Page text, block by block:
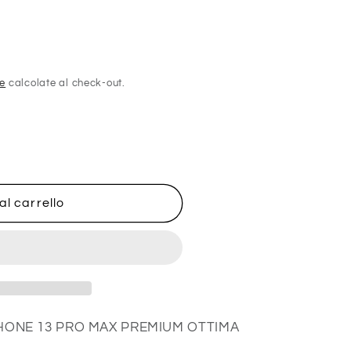
calcolate al check-out.
carrello
13 PRO MAX PREMIUM OTTIMA